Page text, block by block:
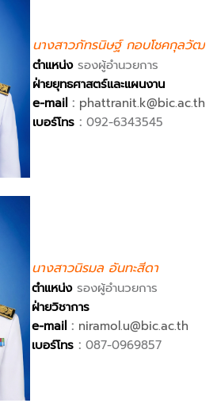
นางสาวภัทรนิษฐ์ กอบโชคกุลวั
ตำแหน่งรองผู้อำนวยการ
ฝ่ายยุทธศาสตร์และแผนงาน
e-mail: phattranit.k@bic.ac.th
เบอร์โทร : 092-6343545
นางสาวนิรมล อันทะสีดา
ตำแหน่ง รองผู้อำนวยการ
ฝ่ายวิชาการ
e-mail: niramol.u@bic.ac.th
เบอร์โทร : 087-0969857